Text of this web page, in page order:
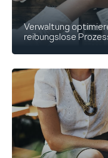
Verwaltung
reibungslose